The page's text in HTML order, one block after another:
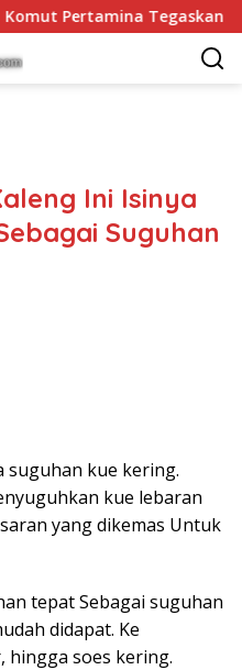
Pertamina Tegaskan Tak
Ini Isinya
Suguhan
suguhan kue kering.
kue lebaran
yang dikemas Untuk
tepat Sebagai suguhan
didapat. Ke
hingga soes kering.